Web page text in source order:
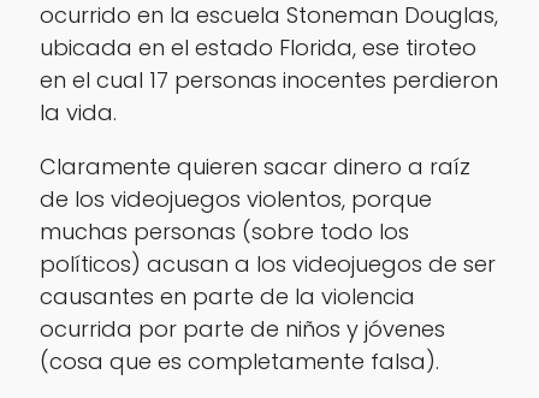
ocurrido en la escuela Stoneman Douglas,
ubicada en el estado Florida, ese tiroteo
en el cual 17 personas inocentes perdieron
la vida.
Claramente quieren sacar dinero a raíz
de los videojuegos violentos, porque
muchas personas (sobre todo los
políticos) acusan a los videojuegos de ser
causantes en parte de la violencia
ocurrida por parte de niños y jóvenes
(cosa que es completamente falsa).